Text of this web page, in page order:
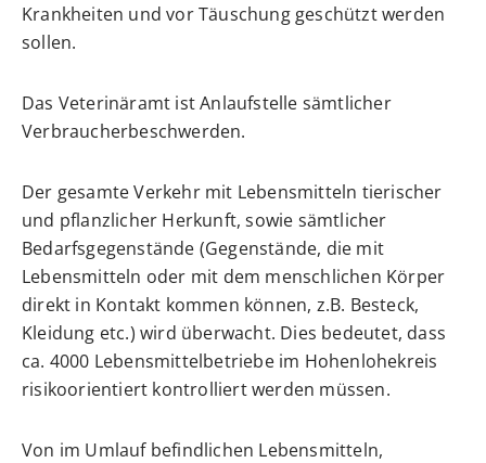
Krankheiten und vor Täuschung geschützt werden
sollen.
Das Veterinäramt ist Anlaufstelle sämtlicher
Verbraucherbeschwerden.
Der gesamte Verkehr mit Lebensmitteln tierischer
und pflanzlicher Herkunft, sowie sämtlicher
Bedarfsgegenstände (Gegenstände, die mit
Lebensmitteln oder mit dem menschlichen Körper
direkt in Kontakt kommen können, z.B. Besteck,
Kleidung etc.) wird überwacht. Dies bedeutet, dass
ca. 4000 Lebensmittelbetriebe im Hohenlohekreis
risikoorientiert kontrolliert werden müssen.
Von im Umlauf befindlichen Lebensmitteln,